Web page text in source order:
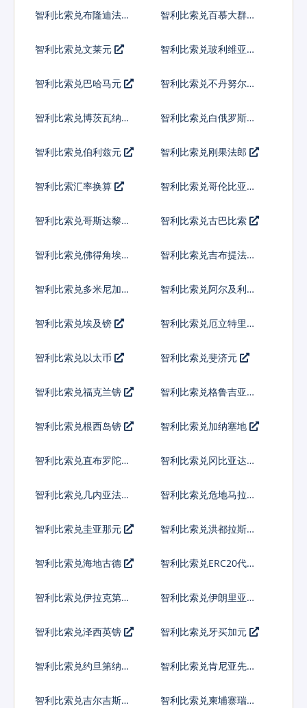
智利比索兑布隆迪法郎
智利比索兑百慕大群岛
智利比索兑文莱元 智利比索兑玻利维亚诺
智利比索兑巴哈马元
智利比索兑不丹努尔特
智利比索兑博茨瓦纳普
智利比索兑白俄罗斯卢
智利比索兑伯利兹元 智利比索兑刚果法郎
智利比索汇率换算
智利比索兑哥伦比亚比
智利比索兑哥斯达黎加
智利比索兑古巴比索
智利比索兑佛得角埃斯
智利比索兑吉布提法郎
智利比索兑多米尼加比
智利比索兑阿尔及利亚
智利比索兑埃及镑
智利比索兑厄立特里亚
智利比索兑以太币 智利比索兑斐济元
智利比索兑福克兰镑
智利比索兑格鲁吉亚拉
智利比索兑根西岛镑 智利比索兑加纳塞地
智利比索兑直布罗陀镑
智利比索兑冈比亚达拉
智利比索兑几内亚法郎
智利比索兑危地马拉格
智利比索兑圭亚那元
智利比索兑洪都拉斯伦
智利比索兑海地古德 智利比索兑ERC20代币
智利比索兑伊拉克第纳
智利比索兑伊朗里亚尔
智利比索兑泽西英镑 智利比索兑牙买加元
智利比索兑约旦第纳尔 智利比索兑肯尼亚先令
智利比索兑吉尔吉斯斯
智利比索兑柬埔寨瑞尔